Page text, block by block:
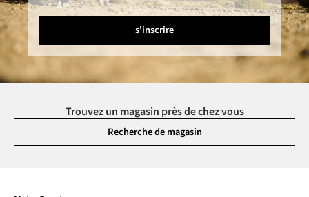
s'inscrire
Trouvez un magasin près de chez vous
Recherche de magasin